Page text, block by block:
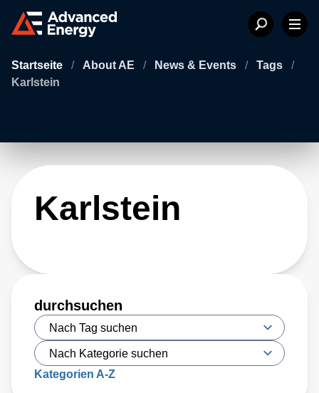
Startseite / About AE / News & Events / Tags
/
Karlstein
Karlstein
durchsuchen
Kategorien A-Z